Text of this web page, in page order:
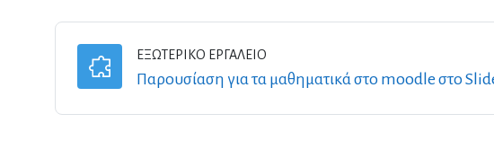
ΕΞΩΤΕΡΙΚΌ ΕΡΓΑΛΕΊΟ
Παρουσίαση για τα μαθηματικά στο moodle στο